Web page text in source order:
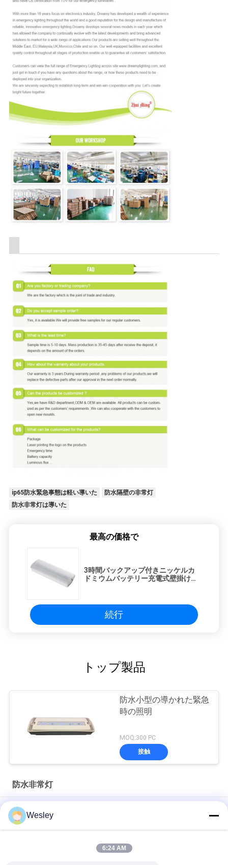
ip65防水緊急事態は軽い導いた
防水隔壁の非常灯
防水非常灯は導いた
最高の価格で
3時間バックアップ付きニッケルカ
ドミウムバッテリー充電式壁掛け
続行
トップ製品
防水小型の導かれた緊急
時の照明
MOQ:300 PC
接触
防水非常灯
保証3年のの省エネのプラスチック防水非常灯
3年保証、25000時間の寿命を持つ5W IP65防水LED非常用バル
Wesley
6:24 AM